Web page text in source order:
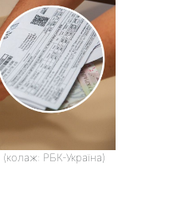
РБК-Україна)